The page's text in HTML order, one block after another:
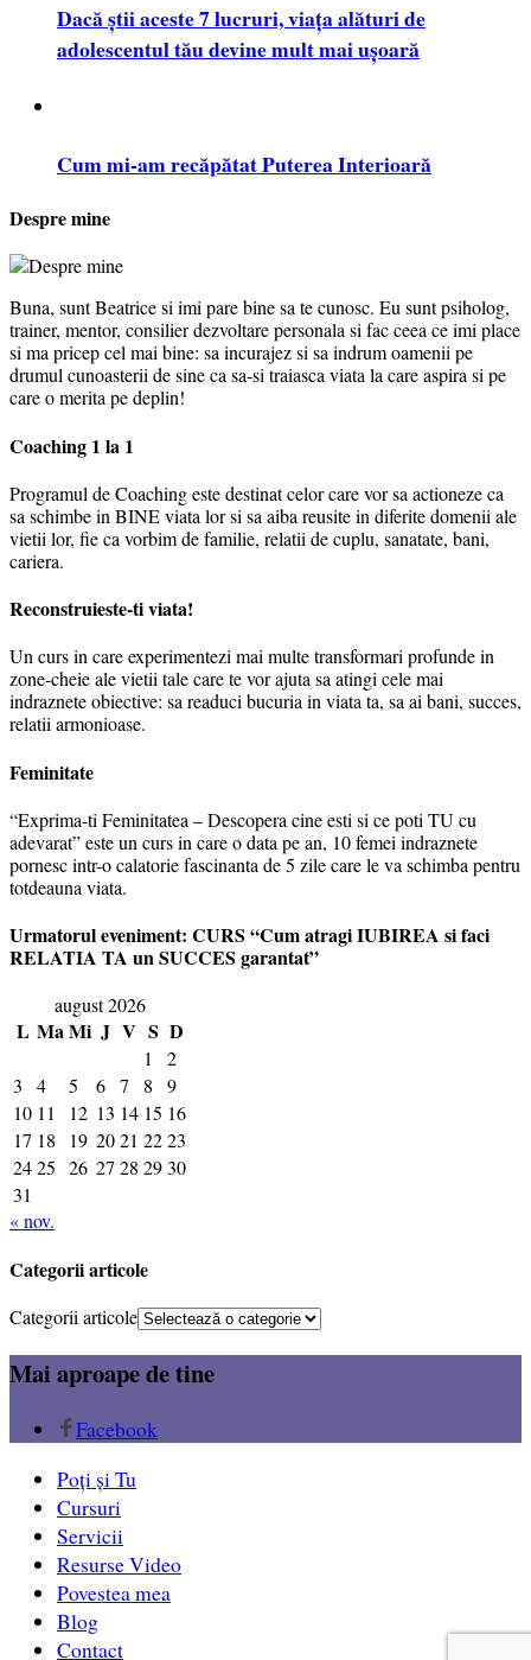
Dacă știi aceste 7 lucruri, viața alături de
adolescentul tău devine mult mai ușoară
Cum mi-am recăpătat Puterea Interioară
Despre mine
Buna, sunt Beatrice si imi pare bine sa te cunosc. Eu sunt psiholog,
trainer, mentor, consilier dezvoltare personala si fac ceea ce imi place
si ma pricep cel mai bine: sa incurajez si sa indrum oamenii pe
drumul cunoasterii de sine ca sa-si traiasca viata la care aspira si pe
care o merita pe deplin!
Coaching 1 la 1
Programul de Coaching este destinat celor care vor sa actioneze ca
sa schimbe in BINE viata lor si sa aiba reusite in diferite domenii ale
vietii lor, fie ca vorbim de familie, relatii de cuplu, sanatate, bani,
cariera.
Reconstruieste-ti viata!
Un curs in care experimentezi mai multe transformari profunde in
zone-cheie ale vietii tale care te vor ajuta sa atingi cele mai
indraznete obiective: sa readuci bucuria in viata ta, sa ai bani, succes,
relatii armonioase.
Feminitate
“Exprima-ti Feminitatea – Descopera cine esti si ce poti TU cu
adevarat” este un curs in care o data pe an, 10 femei indraznete
pornesc intr-o calatorie fascinanta de 5 zile care le va schimba pentru
totdeauna viata.
Urmatorul eveniment: CURS “Cum atragi IUBIREA si faci
RELATIA TA un SUCCES garantat”
august 2026
L MaMi J V S D
1
2
3
4 5 6 7 8
9
10 11 12 13 14 15 16
17 18 19 2021 2223
2425 26 27 28 2930
31
« nov.
Categorii articole
Categorii articole
Mai aproape de tine
Facebook
Poți și Tu
Cursuri
Servicii
Resurse Video
Povestea mea
Blog
Contact